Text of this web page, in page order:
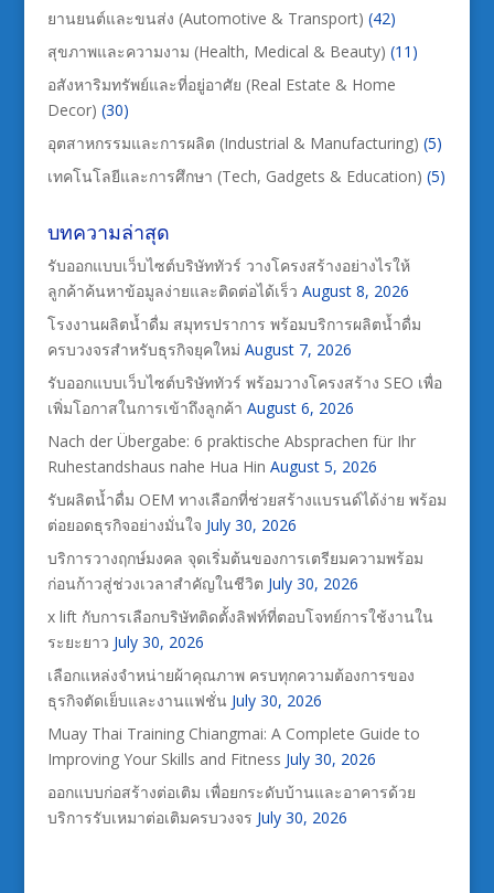
ยานยนต์และขนส่ง (Automotive & Transport) (42)
สุขภาพและความงาม (Health, Medical & Beauty) (11)
อสังหาริมทรัพย์และที่อยู่อาศัย (Real Estate & Home
Decor) (30)
อุตสาหกรรมและการผลิต (Industrial & Manufacturing) (5)
เทคโนโลยีและการศึกษา (Tech, Gadgets & Education) (5)
บทความล่าสุด
รับออกแบบเว็บไซต์บริษัททัวร์ วางโครงสร้างอย่างไรให้
ลูกค้าค้นหาข้อมูลง่ายและติดต่อได้เร็ว August 8, 2026
โรงงานผลิตน้ำดื่ม สมุทรปราการ พร้อมบริการผลิตน้ำดื่ม
ครบวงจรสำหรับธุรกิจยุคใหม่ August 7, 2026
รับออกแบบเว็บไซต์บริษัททัวร์ พร้อมวางโครงสร้าง SEO เพื่อ
เพิ่มโอกาสในการเข้าถึงลูกค้า August 6, 2026
Nach der Übergabe: 6 praktische Absprachen für Ihr
Ruhestandshaus nahe Hua Hin August 5, 2026
รับผลิตน้ำดื่ม OEM ทางเลือกที่ช่วยสร้างแบรนด์ได้ง่าย พร้อม
ต่อยอดธุรกิจอย่างมั่นใจ July 30, 2026
บริการวางฤกษ์มงคล จุดเริ่มต้นของการเตรียมความพร้อม
ก่อนก้าวสู่ช่วงเวลาสำคัญในชีวิต July 30, 2026
x lift กับการเลือกบริษัทติดตั้งลิฟท์ที่ตอบโจทย์การใช้งานใน
ระยะยาว July 30, 2026
เลือกแหล่งจำหน่ายผ้าคุณภาพ ครบทุกความต้องการของ
ธุรกิจตัดเย็บและงานแฟชั่น July 30, 2026
Muay Thai Training Chiangmai: A Complete Guide to
Improving Your Skills and Fitness July 30, 2026
ออกแบบก่อสร้างต่อเติม เพื่อยกระดับบ้านและอาคารด้วย
บริการรับเหมาต่อเติมครบวงจร July 30, 2026